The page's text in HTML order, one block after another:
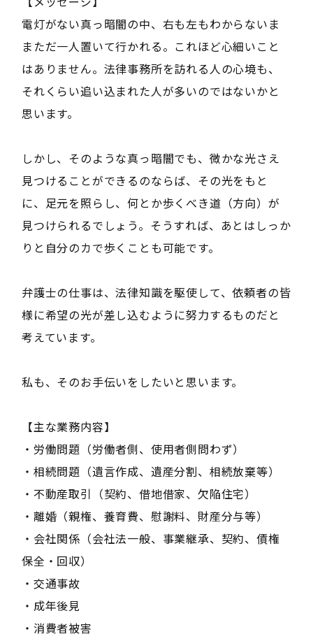
電灯がない真っ暗闇の中、右も左もわからないま
まただ一人置いて行かれる。これほど心細いこと
はありません。法律事務所を訪れる人の心境も、
それくらい追い込まれた人が多いのではないかと
思います。
しかし、そのような真っ暗闇でも、微かな光さえ
見つけることができるのならば、その光をもと
に、足元を照らし、何とか歩くべき道（方向）が
見つけられるでしょう。そうすれば、あとはしっか
りと自分のカで歩くことも可能です。
弁護士の仕事は、法律知識を駆使して、依頼者の皆
様に希望の光が差し込むように努力するものだと
考えています。
私も、そのお手伝いをしたいと思います。
【主な業務内容】
・労働問題（労働者側、使用者側問わず）
・相続問題（遺言作成、遺産分割、相続放棄等）
・不動産取引（契約、借地借家、欠陥住宅）
・離婚（親権、養育費、慰謝料、財産分与等）
・会社関係（会社法一般、事業継承、契約、債権
保全・回収）
・交通事故
・成年後見
・消費者被害